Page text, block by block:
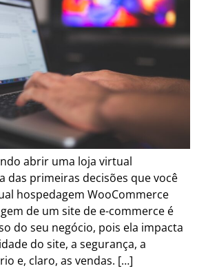
abrir uma loja virtual
das primeiras decisões que você
hospedagem WooCommerce
de um site de e-commerce é
do seu negócio, pois ela impacta
do site, a segurança, a
e, claro, as vendas. […]